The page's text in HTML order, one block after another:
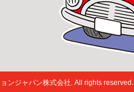
ンジャパン株式会社. All rights reserved.